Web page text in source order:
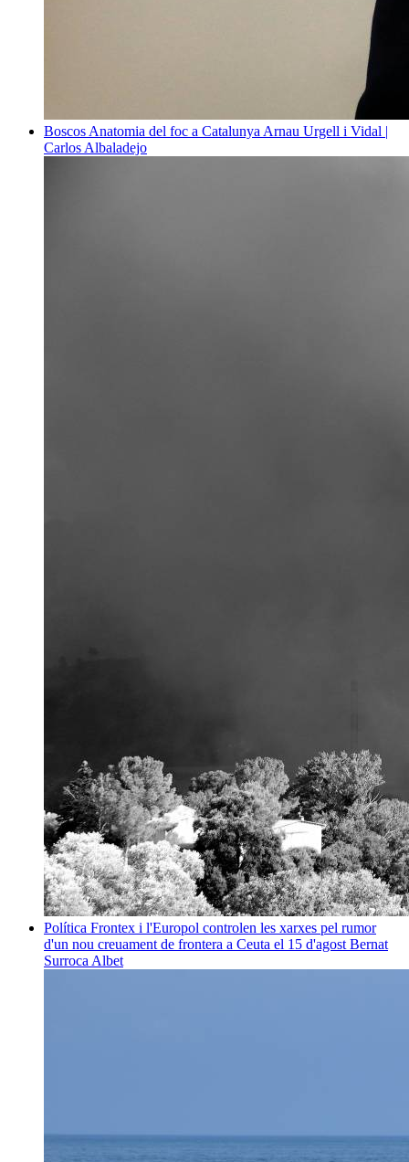
Boscos Anatomia del foc a Catalunya Arnau Urgell i Vidal |
Carlos Albaladejo
Política Frontex i l'Europol controlen les xarxes pel rumor
d'un nou creuament de frontera a Ceuta el 15 d'agost Bernat
Surroca Albet